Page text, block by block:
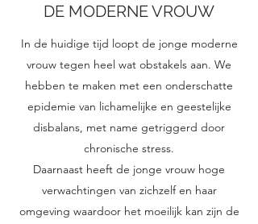
DE MODERNE VROUW
In de huidige tijd loopt de jonge moderne
vrouw tegen heel wat obstakels aan. We
hebben te maken met een onderschatte
epidemie van lichamelijke en geestelijke
disbalans, met name getriggerd door
chronische stress.
Daarnaast heeft de jonge vrouw hoge
verwachtingen van zichzelf en haar
omgeving waardoor het moeilijk kan zijn de